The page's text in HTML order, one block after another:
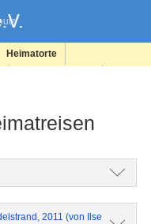
Heimatorte
2011 (von Ilse